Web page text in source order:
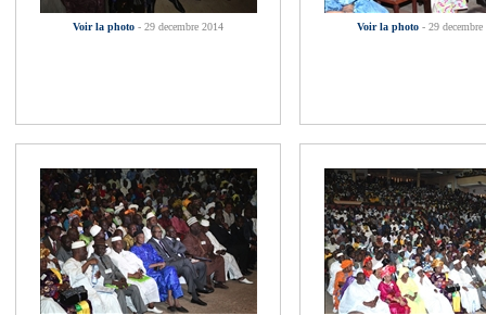
Voir la photo - 29 decembre 2014 Voir la photo - 29 decembre